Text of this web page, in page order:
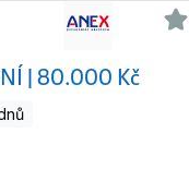
| 80.000 Kč